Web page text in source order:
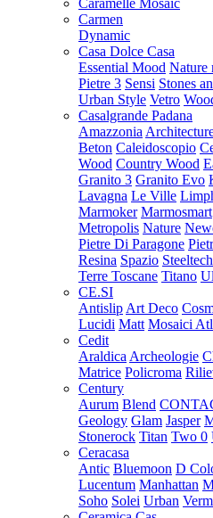
Caramelle Mosaic
Carmen
Dynamic
Casa Dolce Casa
Essential Mood Nature
Pietre 3 Sensi Stones
Urban Style Vetro
Casalgrande Padana
Amazzonia
Beton Caleidoscopio
Wood Country Wood
Granito 3 Granito Evo
Lavagna Le Ville
Marmoker Marmosmart
Metropolis Nature
Pietre Di Paragone
Resina Spazio Steeltech
Terre Toscane Titano
CE.SI
Antislip Art Deco
Lucidi Matt Mosaici
Cedit
Araldica Archeologie
Matrice Policroma
Century
Aurum Blend
Geology Glam Jasper
Stonerock Titan Two 0
Ceracasa
Antic Bluemoon D
Lucentum Manhattan
Soho Solei Urban